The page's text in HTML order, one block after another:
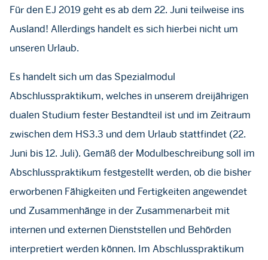
Für den EJ 2019 geht es ab dem 22. Juni teilweise ins
Ausland! Allerdings handelt es sich hierbei nicht um
unseren Urlaub.
Es handelt sich um das Spezialmodul
Abschlusspraktikum, welches in unserem dreijährigen
dualen Studium fester Bestandteil ist und im Zeitraum
zwischen dem HS3.3 und dem Urlaub stattfindet (22.
Juni bis 12. Juli). Gemäß der Modulbeschreibung soll im
Abschlusspraktikum festgestellt werden, ob die bisher
erworbenen Fähigkeiten und Fertigkeiten angewendet
und Zusammenhänge in der Zusammenarbeit mit
internen und externen Dienststellen und Behörden
interpretiert werden können. Im Abschlusspraktikum